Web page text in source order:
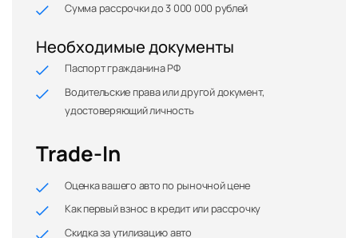
Сумма рассрочки до 3 000 000 рублей
Необходимые документы
Паспорт гражданина РФ
Водительские права или другой документ,
удостоверяющий личность
Trade-In
Оценка вашего авто по рыночной цене
Как первый взнос в кредит или рассрочку
Скидка за утилизацию авто